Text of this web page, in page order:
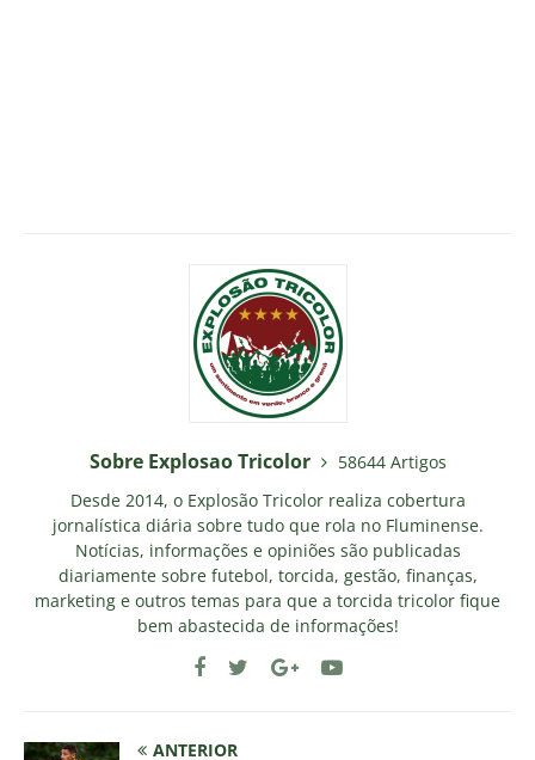
Sobre Explosao Tricolor
58644 Artigos
Desde 2014, o Explosão Tricolor realiza cobertura
jornalística diária sobre tudo que rola no Fluminense.
Notícias, informações e opiniões são publicadas
diariamente sobre futebol, torcida, gestão, finanças,
marketing e outros temas para que a torcida tricolor fique
bem abastecida de informações!
ANTERIOR